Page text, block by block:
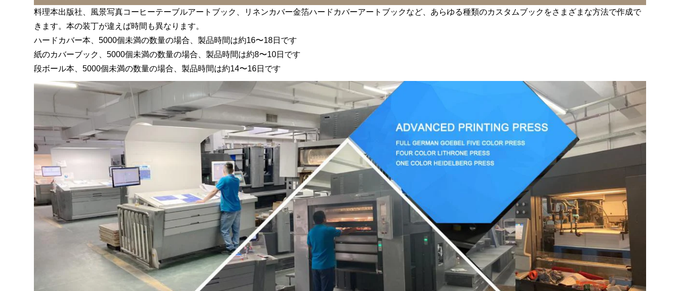
料理本出版社、風景写真コーヒーテーブルアートブック、リネンカバー金箔ハードカバーアートブックなど、あらゆる種類のカスタムブックをさまざまな方法で作成で
きます。本の装丁が違えば時間も異なります。
ハードカバー本、5000個未満の数量の場合、製品時間は約16〜18日です
紙のカバーブック、5000個未満の数量の場合、製品時間は約8〜10日です
段ボール本、5000個未満の数量の場合、製品時間は約14〜16日です